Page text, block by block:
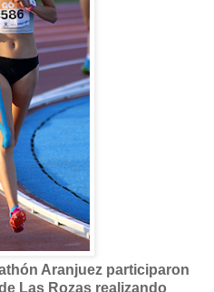
Aranjuez participaron
Las Rozas realizando